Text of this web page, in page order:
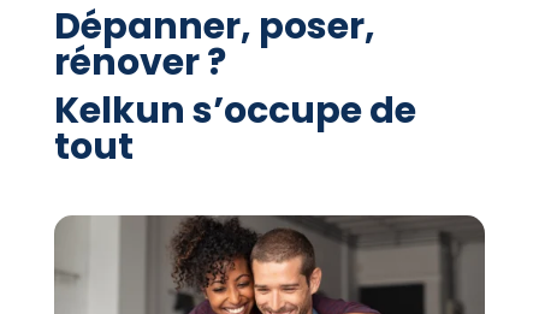
Dépanner, poser,
rénover ?
Kelkun s’occupe de
tout